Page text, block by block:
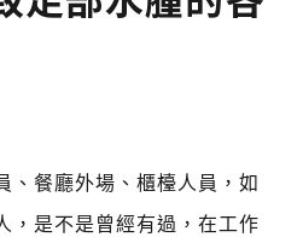
、餐廳外場、櫃檯人員，如
，是不是曾經有過，在工作